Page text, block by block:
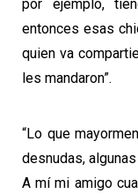
por ejemplo,
entonces esas
quien va
les mandaron”.
“Lo que
desnudas,
A mí mi amigo